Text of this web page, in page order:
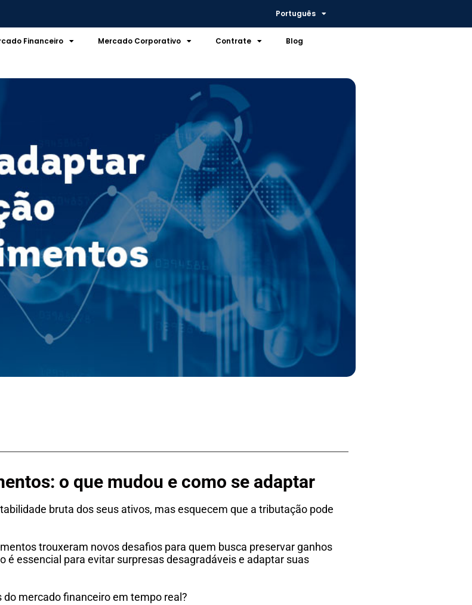
Português
Financeiro Mercado Corporativo Contrate Blog
o que mudou e como se adaptar
bruta dos seus ativos, mas esquecem que a tributação pode
trouxeram novos desafios para quem busca preservar ganhos
é essencial para evitar surpresas desagradáveis e adaptar suas
mercado financeiro em tempo real?